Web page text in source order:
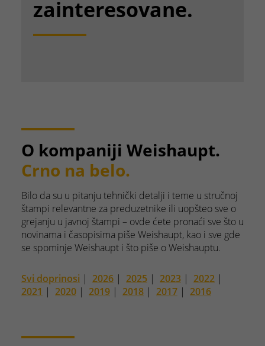
zainteresovane.
O kompaniji Weishaupt.
Crno na belo.
Bilo da su u pitanju tehnički detalji i teme u stručnoj
štampi relevantne za preduzetnike ili uopšteo sve o
grejanju u javnoj štampi – ovde ćete pronaći sve što u
novinama i časopisima piše Weishaupt, kao i sve gde
se spominje Weishaupt i što piše o Weishauptu.
Svi doprinosi | 2026 | 2025 | 2023 | 2022 |
2021 | 2020 | 2019 | 2018 | 2017 | 2016